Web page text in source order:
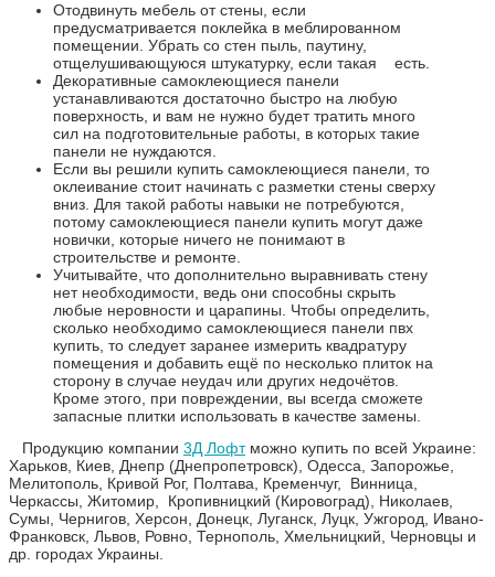
Отодвинуть мебель от стены, если
предусматривается поклейка в меблированном
помещении. Убрать со стен пыль, паутину,
отщелушивающуюся штукатурку, если такая есть.
Декоративные самоклеющиеся панели
устанавливаются достаточно быстро на любую
поверхность, и вам не нужно будет тратить много
сил на подготовительные работы, в которых такие
панели не нуждаются.
Если вы решили купить самоклеющиеся панели, то
оклеивание стоит начинать с разметки стены сверху
вниз. Для такой работы навыки не потребуются,
потому самоклеющиеся панели купить могут даже
новички, которые ничего не понимают в
строительстве и ремонте.
Учитывайте, что дополнительно выравнивать стену
нет необходимости, ведь они способны скрыть
любые неровности и царапины. Чтобы определить,
сколько необходимо самоклеющиеся панели пвх
купить, то следует заранее измерить квадратуру
помещения и добавить ещё по несколько плиток на
сторону в случае неудач или других недочётов.
Кроме этого, при повреждении, вы всегда сможете
запасные плитки использовать в качестве замены.
Продукцию компании 3Д Лофтможно купить по всей Украине:
Харьков, Киев, Днепр (Днепропетровск), Одесса, Запорожье,
Мелитополь, Кривой Рог, Полтава, Кременчуг, Винница,
Черкассы, Житомир, Кропивницкий (Кировоград), Николаев,
Сумы, Чернигов, Херсон, Донецк, Луганск, Луцк, Ужгород, Ивано-
Франковск, Львов, Ровно, Тернополь, Хмельницкий, Черновцы и
др. городах Украины.